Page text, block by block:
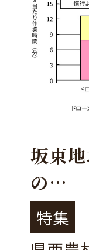
坂東
の
スマ
～ド
特集